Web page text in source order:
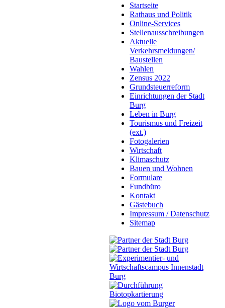
Startseite
Rathaus und Politik
Online-Services
Stellenausschreibungen
Aktuelle
Verkehrsmeldungen/
Baustellen
Wahlen
Zensus 2022
Grundsteuerreform
Einrichtungen der Stadt
Burg
Leben in Burg
Tourismus und Freizeit
(ext.)
Fotogalerien
Wirtschaft
Klimaschutz
Bauen und Wohnen
Formulare
Fundbüro
Kontakt
Gästebuch
Impressum / Datenschutz
Sitemap